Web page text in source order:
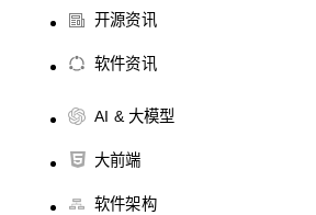
开源资讯
软件资讯
AI & 大模型
大前端
软件架构